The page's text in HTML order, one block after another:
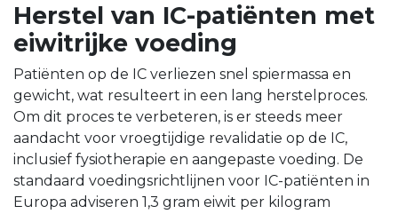
Herstel van IC-patiënten met
eiwitrijke voeding
Patiënten op de IC verliezen snel spiermassa en
gewicht, wat resulteert in een lang herstelproces.
Om dit proces te verbeteren, is er steeds meer
aandacht voor vroegtijdige revalidatie op de IC,
inclusief fysiotherapie en aangepaste voeding. De
standaard voedingsrichtlijnen voor IC-patiënten in
Europa adviseren 1,3 gram eiwit per kilogram